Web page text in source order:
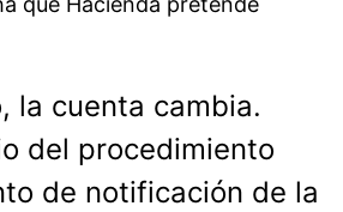
la cuenta cambia.
del procedimiento
de notificación de la